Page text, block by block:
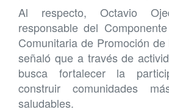
Al respecto, Octavio
responsable del
Comunitaria de Promoción
señaló que a través de
busca fortalecer la
construir comunidades
saludables.